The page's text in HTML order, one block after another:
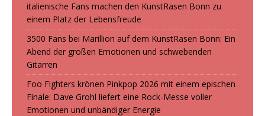
italienische Fans machen den KunstRasen Bonn zu
einem Platz der Lebensfreude
3500 Fans bei Marillion auf dem KunstRasen Bonn: Ein
Abend der großen Emotionen und schwebenden
Gitarren
Foo Fighters krönen Pinkpop 2026 mit einem epischen
Finale: Dave Grohl liefert eine Rock-Messe voller
Emotionen und unbändiger Energie